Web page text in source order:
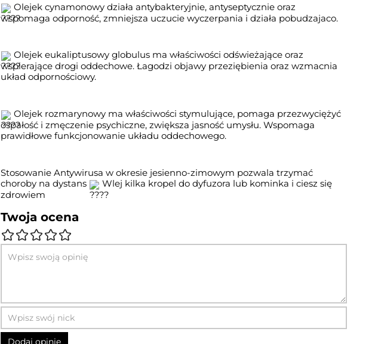
Olejek cynamonowy działa antybakteryjnie, antyseptycznie oraz
wspomaga odporność, zmniejsza uczucie wyczerpania i działa pobudzajaco.
Olejek eukaliptusowy globulus ma właściwości odświeżające oraz
wspierające drogi oddechowe. Łagodzi objawy przeziębienia oraz wzmacnia
układ odpornościowy.
Olejek rozmarynowy ma właściwości stymulujące, pomaga przezwyciężyć
ospałość i zmęczenie psychiczne, zwiększa jasność umysłu. Wspomaga
prawidłowe funkcjonowanie układu oddechowego.
Stosowanie Antywirusa w okresie jesienno-zimowym pozwala trzymać
choroby na dystans
Wlej kilka kropel do dyfuzora lub kominka i ciesz się
zdrowiem
Twoja ocena